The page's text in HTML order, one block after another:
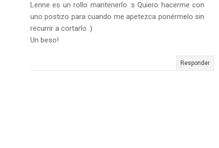
Lenne es un rollo mantenerlo :s Quiero hacerme con
uno postizo para cuando me apetezca ponérmelo sin
recurrir a cortarlo :)
Un beso!
Responder